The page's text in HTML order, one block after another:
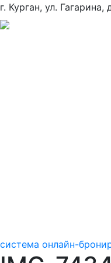
г. Курган, ул.
система онлайн-